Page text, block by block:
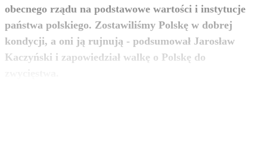
obecnego rządu na podstawowe wartości i instytucje
państwa polskiego. Zostawiliśmy Polskę w dobrej
kondycji, a oni ją rujnują - podsumował Jarosław
Kaczyński i zapowiedział walkę o Polskę do
zobacz więcej